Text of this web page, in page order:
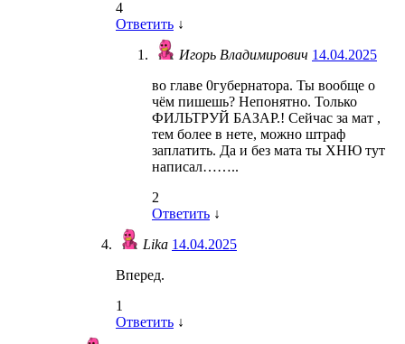
4
Ответить ↓
Игорь Владимирович 14.04.2025
во главе 0губернатора. Ты вообще о
чём пишешь? Непонятно. Только
ФИЛЬТРУЙ БАЗАР.! Сейчас за мат ,
тем более в нете, можно штраф
заплатить. Да и без мата ты ХНЮ тут
написал……..
2
Ответить ↓
Lika 14.04.2025
Вперед.
1
Ответить ↓